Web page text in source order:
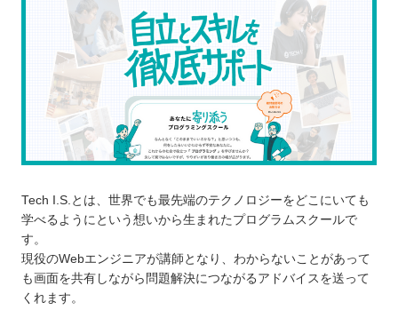
勉強する目的を明確にしておく
勉強時間を確保できるか確認する
無料講義や体験レッスンに参加する
滋賀で自分に合ったプログラムスクールを選ぼ
う！
自分の住んでるエリアでプログラミングスクールを
探したい⭐️
関東
近畿
中国
Tech I.S.とは、世界でも最先端のテクノロジーをどこにいても
学べるようにという想いから生まれたプログラムスクールで
す。
現役のWebエンジニアが講師となり、わからないことがあって
も画面を共有しながら問題解決につながるアドバイスを送って
くれます。